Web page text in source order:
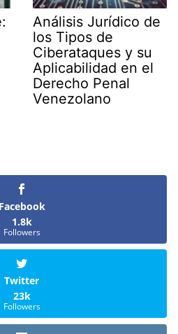
Análisis Jurídico de
los Tipos de
Ciberataques y su
Aplicabilidad en el
Derecho Penal
Venezolano
Facebook
1.8k
Followers
Twitter
23k
Followers